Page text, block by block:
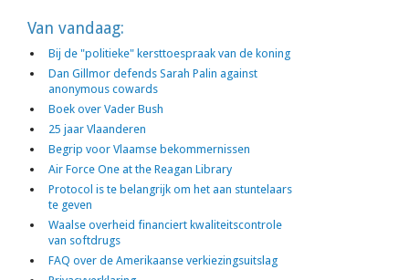
Van vandaag:
Bij de "politieke" kersttoespraak van de koning
Dan Gillmor defends Sarah Palin against
anonymous cowards
Boek over Vader Bush
25 jaar Vlaanderen
Begrip voor Vlaamse bekommernissen
Air Force One at the Reagan Library
Protocol is te belangrijk om het aan stuntelaars
te geven
Waalse overheid financiert kwaliteitscontrole
van softdrugs
FAQ over de Amerikaanse verkiezingsuitslag